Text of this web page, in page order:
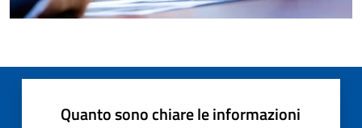
Quanto sono chiare le informazioni